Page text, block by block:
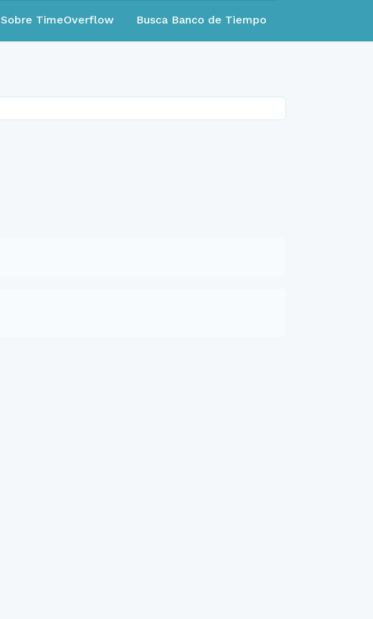
Sobre TimeOverflow Busca Banco de Tiempo